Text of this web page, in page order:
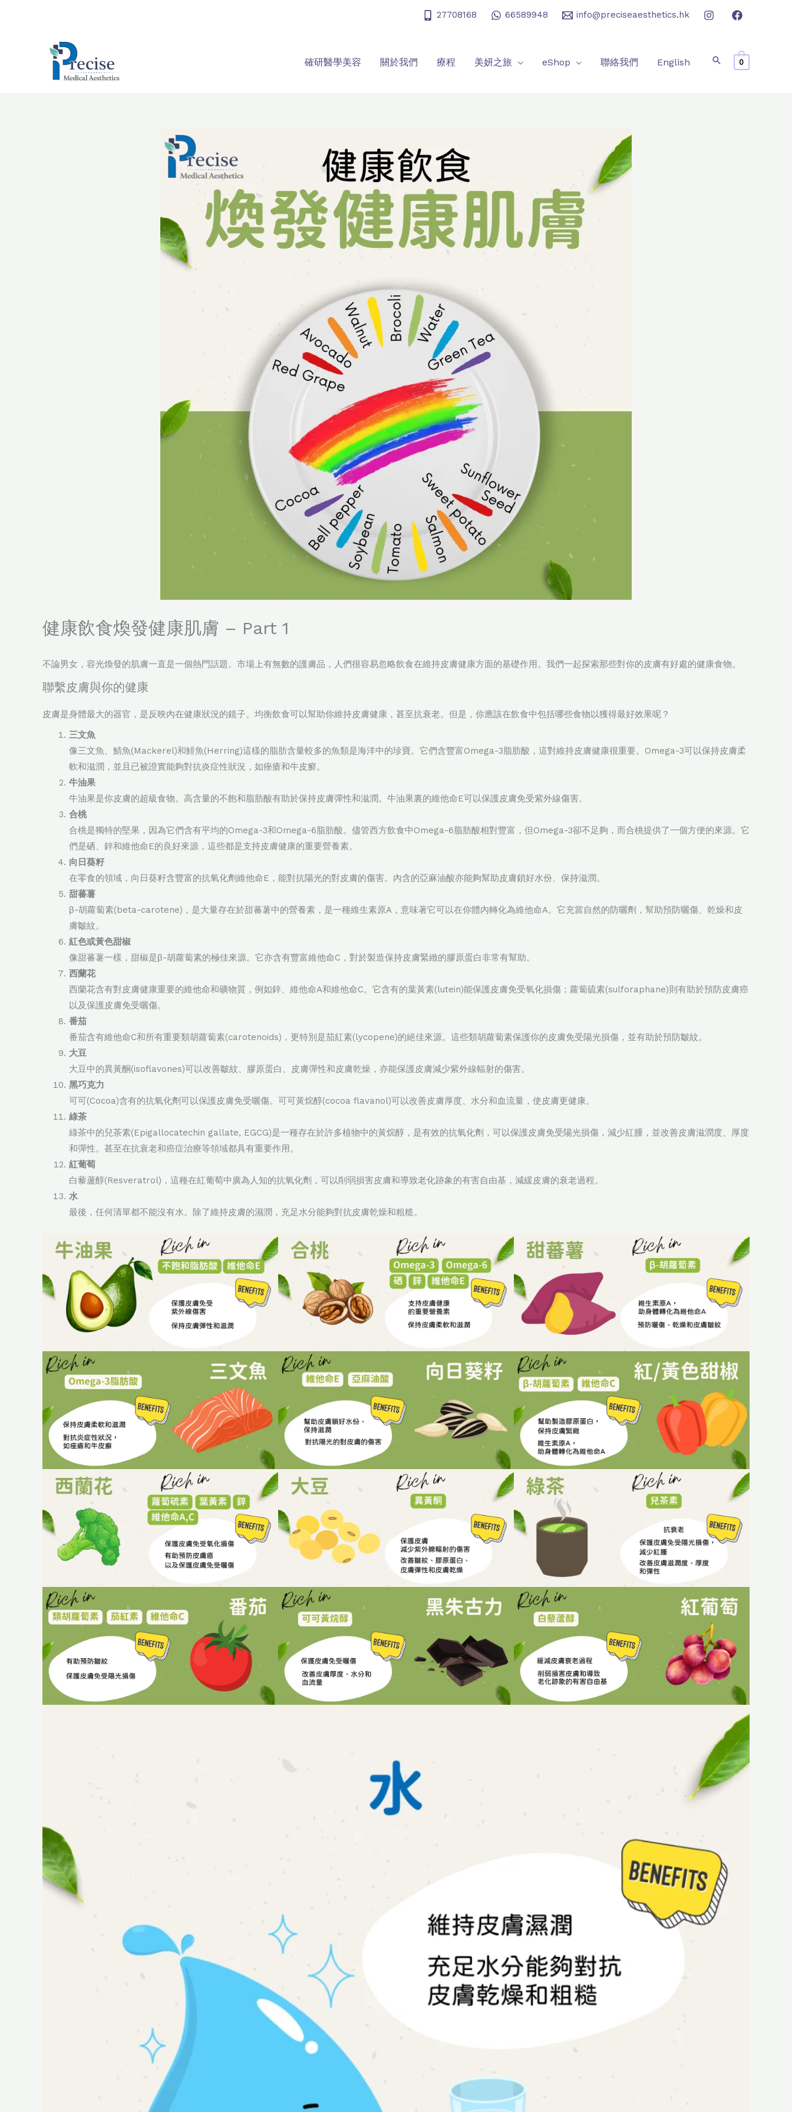
27708168 66589948 info@preciseaesthetics.hk
確研醫學美容 關於我們 療程 美妍之旅 eShop 聯絡我們 English 0
健康飲食煥發健康肌膚 – Part 1
不論男女，容光煥發的肌膚一直是一個熱門話題。市場上有無數的護膚品，人們很容易忽略飲食在維持皮膚健康方面的基礎作用。我們一起探索那些對你的皮膚有好處的健康食物。
聯繫皮膚與你的健康
皮膚是身體最大的器官，是反映內在健康狀況的鏡子。均衡飲食可以幫助你維持皮膚健康，甚至抗衰老。但是，你應該在飲食中包括哪些食物以獲得最好效果呢？
三文魚
像三文魚、鯖魚(Mackerel)和鯡魚(Herring)這樣的脂肪含量較多的魚類是海洋中的珍寶。它們含豐富Omega-3脂肪酸，這對維持皮膚健康很重要。Omega-3可以保持皮膚柔
軟和滋潤，並且已被證實能夠對抗炎症性狀況，如痤瘡和牛皮癬。
牛油果
牛油果是你皮膚的超級食物。高含量的不飽和脂肪酸有助於保持皮膚彈性和滋潤。牛油果裏的維他命E可以保護皮膚免受紫外線傷害。
合桃
合桃是獨特的堅果，因為它們含有平均的Omega-3和Omega-6脂肪酸。儘管西方飲食中Omega-6脂肪酸相對豐富，但Omega-3卻不足夠，而合桃提供了一個方便的來源。它
們是硒、鋅和維他命E的良好來源，這些都是支持皮膚健康的重要營養素。
向日葵籽
在零食的領域，向日葵籽含豐富的抗氧化劑維他命E，能對抗陽光的對皮膚的傷害。內含的亞麻油酸亦能夠幫助皮膚鎖好水份、保持滋潤。
甜蕃薯
β-胡蘿蔔素(beta-carotene)，是大量存在於甜蕃薯中的營養素，是一種維生素原A，意味著它可以在你體內轉化為維他命A。它充當自然的防曬劑，幫助預防曬傷、乾燥和皮
膚皺紋。
紅色或黃色甜椒
像甜蕃薯一樣，甜椒是β-胡蘿蔔素的極佳來源。它亦含有豐富維他命C，對於製造保持皮膚緊緻的膠原蛋白非常有幫助。
西蘭花
西蘭花含有對皮膚健康重要的維他命和礦物質，例如鋅、維他命A和維他命C。它含有的葉黃素(lutein)能保護皮膚免受氧化損傷；蘿蔔硫素(sulforaphane)則有助於預防皮膚癌
以及保護皮膚免受曬傷。
番茄
番茄含有維他命C和所有重要類胡蘿蔔素(carotenoids)，更特別是茄紅素(lycopene)的絕佳來源。這些類胡蘿蔔素保護你的皮膚免受陽光損傷，並有助於預防皺紋。
大豆
大豆中的異黃酮(isoflavones)可以改善皺紋、膠原蛋白、皮膚彈性和皮膚乾燥，亦能保護皮膚減少紫外線輻射的傷害。
黑巧克力
可可(Cocoa)含有的抗氧化劑可以保護皮膚免受曬傷。可可黃烷醇(cocoa flavanol)可以改善皮膚厚度、水分和血流量，使皮膚更健康。
綠茶
綠茶中的兒茶素(Epigallocatechin gallate, EGCG)是一種存在於許多植物中的黃烷醇，是有效的抗氧化劑，可以保護皮膚免受陽光損傷，減少紅腫，並改善皮膚滋潤度、厚度
和彈性。甚至在抗衰老和癌症治療等領域都具有重要作用。
紅葡萄
白藜蘆醇(Resveratrol)，這種在紅葡萄中廣為人知的抗氧化劑，可以削弱損害皮膚和導致老化跡象的有害自由基，減緩皮膚的衰老過程。
水
最後，任何清單都不能沒有水。除了維持皮膚的濕潤，充足水分能夠對抗皮膚乾燥和粗糙。